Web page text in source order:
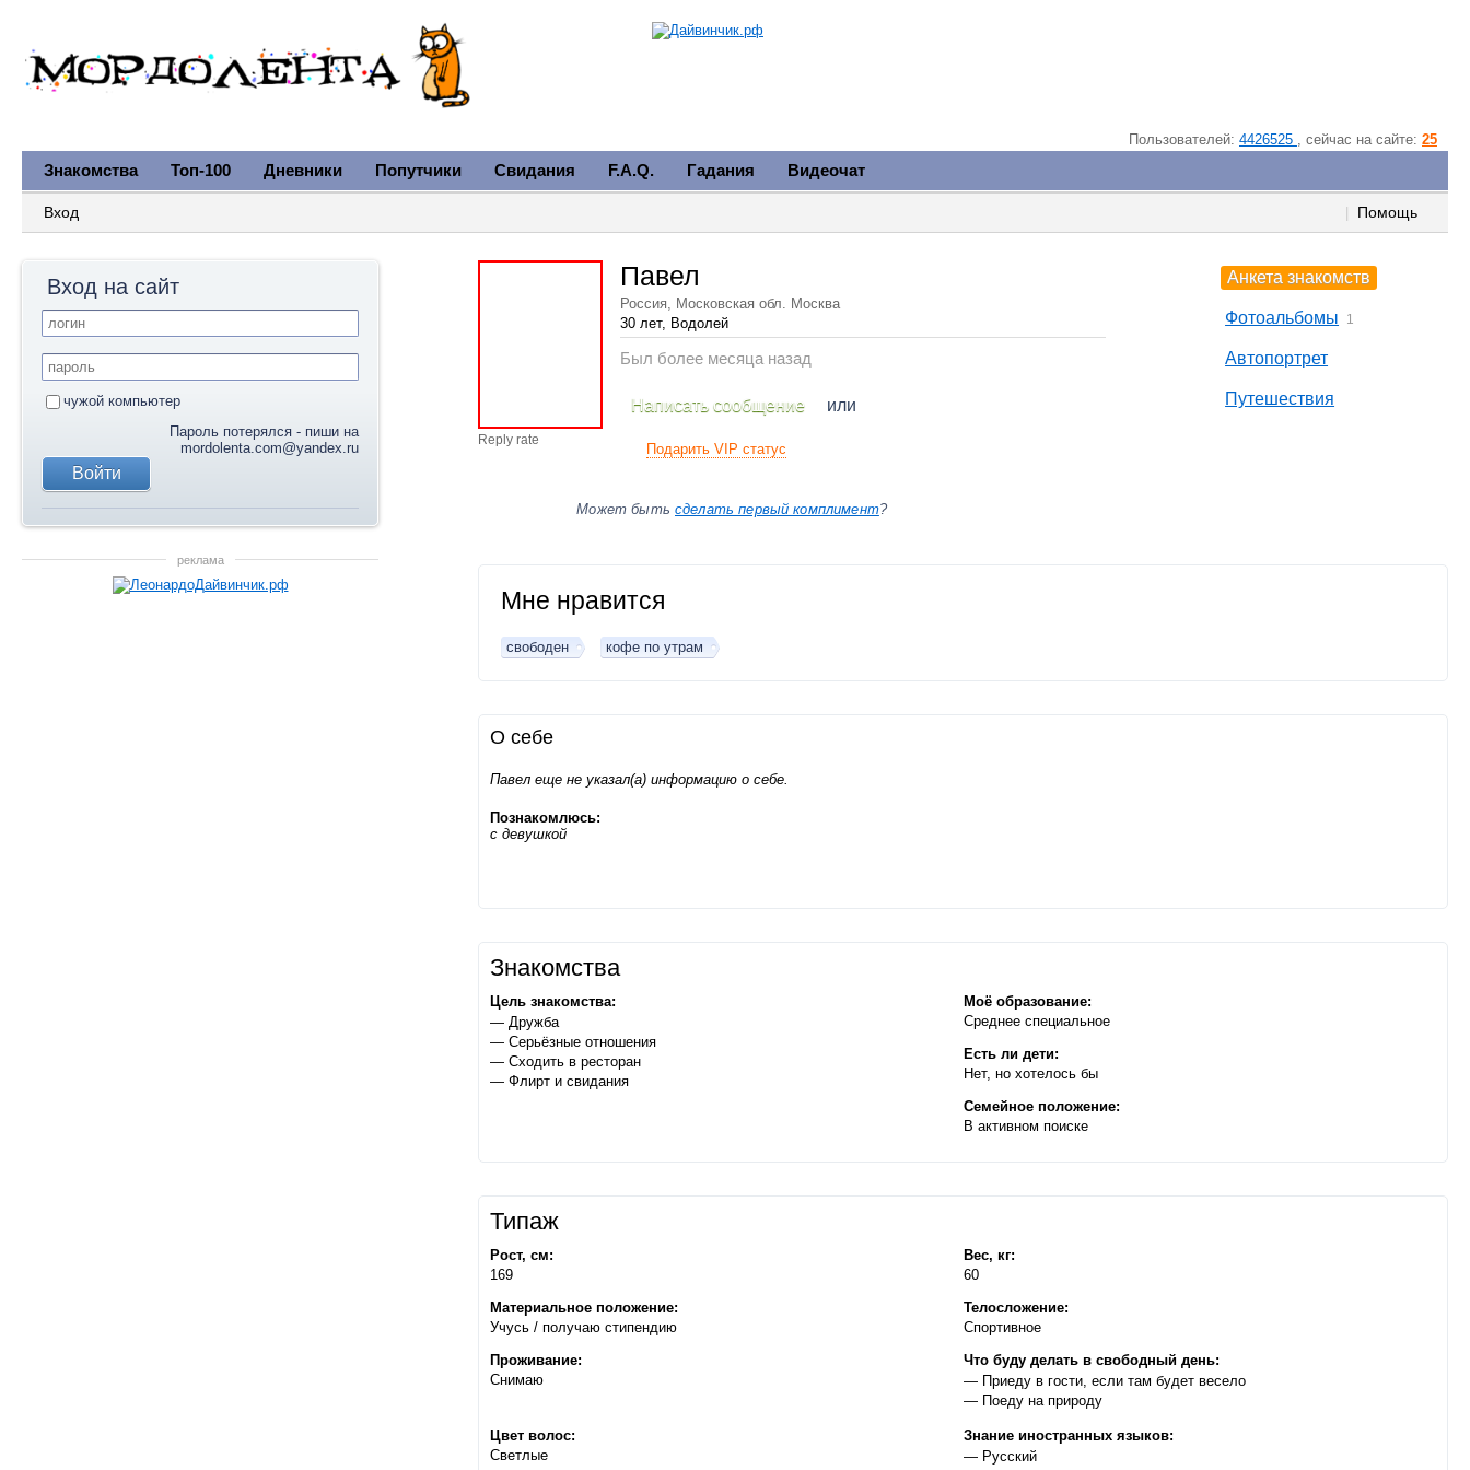
Пользователей: 4426525 , cейчас на сайте: 25
Знакомства Топ-100 Дневники Попутчики Свидания F.A.Q. Гадания Видеочат
Помощь
Вход
Анкета знакомств
Фотоальбомы 1
Автопортрет
Путешествия
Reply rate
Павел
Россия, Московская обл. Москва
30 лет, Водолей
Был более месяца назад
Написать сообщение или
Подарить VIP статус
Может быть сделать первый комплимент?
Мне нравится
свободен кофе по утрам
О себе
Павел еще не указал(а) информацию о себе.
Познакомлюсь:
с девушкой
Знакомства
Цель знакомства:
— Дружба
— Серьёзные отношения
— Сходить в ресторан
— Флирт и свидания
Моё образование:
Среднее специальное
Есть ли дети:
Нет, но хотелось бы
Семейное положение:
В активном поиске
Типаж
Рост, см:
169
Вес, кг:
60
Материальное положение:
Учусь / получаю стипендию
Телосложение:
Спортивное
Проживание:
Снимаю
Что буду делать в свободный день:
— Приеду в гости, если там будет весело
— Поеду на природу
Цвет волос:
Светлые
Знание иностранных языков:
— Русский
Вход на сайт
чужой компьютер
Пароль потерялся - пиши на
mordolenta.com@yandex.ru
реклама